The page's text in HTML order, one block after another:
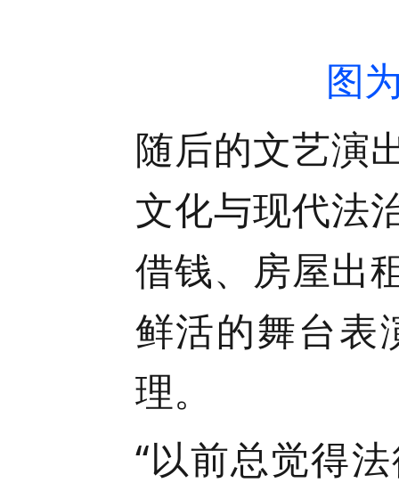
图
随后的文艺演
文化与现代法
借钱、房屋出
鲜活的舞台表
理。
“以前总觉得